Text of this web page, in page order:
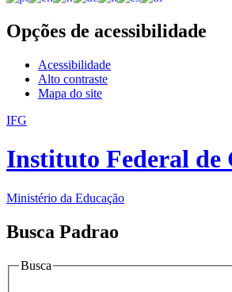
Opções de acessibilidade
Acessibilidade
Alto contraste
Mapa do site
IFG
Instituto Federal de
Ministério da Educação
Busca Padrao
Busca